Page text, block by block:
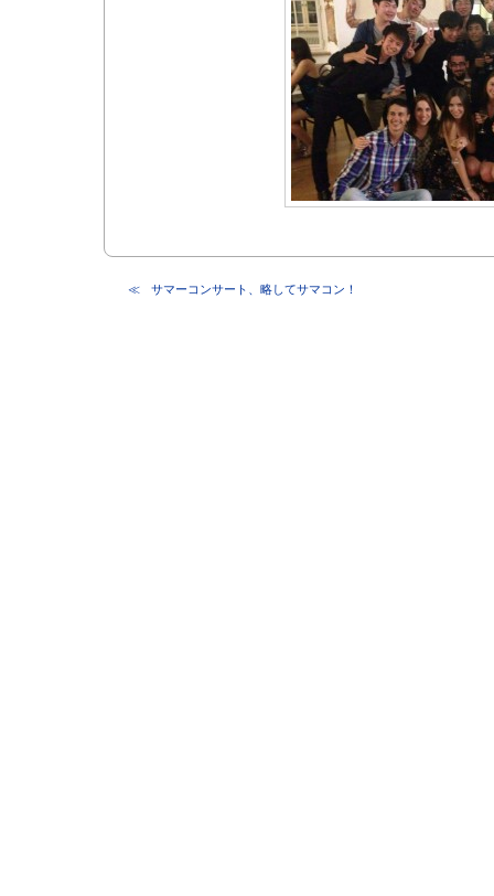
サマーコンサート、略してサマコン！